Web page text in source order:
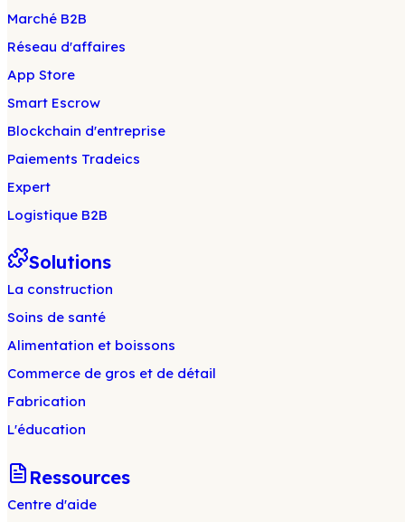
Marché B2B
Réseau d'affaires
App Store
Smart Escrow
Blockchain d'entreprise
Paiements Tradeics
Expert
Logistique B2B
Solutions
La construction
Soins de santé
Alimentation et boissons
Commerce de gros et de détail
Fabrication
L'éducation
Ressources
Centre d'aide